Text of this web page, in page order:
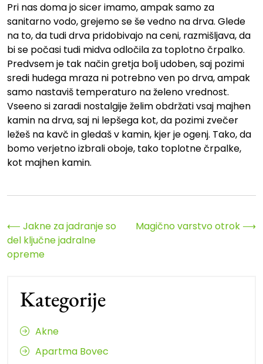
Pri nas doma jo sicer imamo, ampak samo za
sanitarno vodo, grejemo se še vedno na drva. Glede
na to, da tudi drva pridobivajo na ceni, razmišljava, da
bi se počasi tudi midva odločila za toplotno črpalko.
Predvsem je tak način gretja bolj udoben, saj pozimi
sredi hudega mraza ni potrebno ven po drva, ampak
samo nastaviš temperaturo na želeno vrednost.
Vseeno si zaradi nostalgije želim obdržati vsaj majhen
kamin na drva, saj ni lepšega kot, da pozimi zvečer
ležeš na kavč in gledaš v kamin, kjer je ogenj. Tako, da
bomo verjetno izbrali oboje, tako toplotne črpalke,
kot majhen kamin.
Navigacija
prispevka
⟵ Jakne za jadranje so
del ključne jadralne
opreme
Magično varstvo otrok ⟶
Kategorije
Akne
Apartma Bovec